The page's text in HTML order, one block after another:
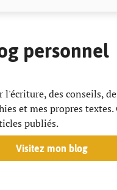
personnel
l'écriture, des conseils,
et mes propres textes.
publiés.
Visitez mon blog